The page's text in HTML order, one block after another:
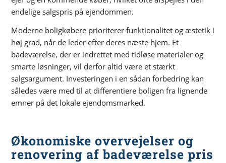
endelige salgspris på ejendommen.
Moderne boligkøbere prioriterer funktionalitet og æstetik i
høj grad, når de leder efter deres næste hjem. Et
badeværelse, der er indrettet med tidløse materialer og
smarte løsninger, vil derfor altid være et stærkt
salgsargument. Investeringen i en sådan forbedring kan
således være med til at differentiere boligen fra lignende
emner på det lokale ejendomsmarked.
Økonomiske overvejelser og
renovering af badeværelse pris